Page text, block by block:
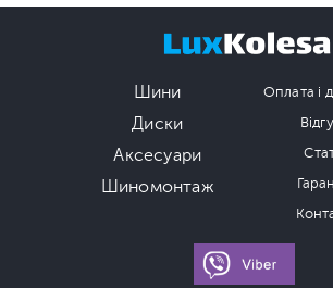
Шини
Диски
Аксесуари
Шиномонтаж
Оплата і